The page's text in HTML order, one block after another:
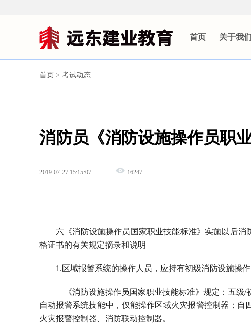
首页 关于我们
首页 > 考试动态
消防员《消防设施操作员职
2019-07-27 15:15:07 16247
六《消防设施操作员国家职业技能标准》实施以后
格证书的有关规定摘录和说明
1.区域报警系统的操作人员，应持有初级消防设施操
《消防设施操作员国家职业技能标准》规定：五级/
自动报警系统技能中，仅能操作区域火灾报警控制器；
火灾报警控制器、消防联动控制器。